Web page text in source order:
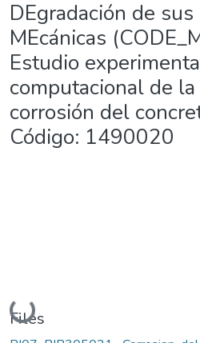
DEgradación de
MEcánicas
Estudio
computacional de
corrosión del
Código: 1490020
Loading...
Files